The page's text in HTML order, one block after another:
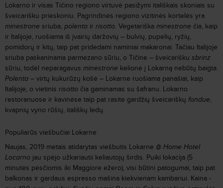
Lokarno ir visas Tičino regiono virtuvė pasižymi itališkais skoniais su
šveicarišku prieskoniu. Pagrindinės regiono vizitinės kortelės yra
minestrone sriuba, polenta ir risotto. Vegetariška minestrone čia, kaip
ir Italijoje, ruošiama iš įvairių daržovių – bulvių, pupelių, ryžių,
pomidorų ir kitų, taip pat pridedami naminiai makaronai. Tačiau Italijoje
sriuba paskaninama parmezano sūriu, o Tičine – šveicarišku sbrinz
sūriu, todėl neparagavus minestrone kelionė į Lokarną nebūtų baigta.
Polenta – virtų kukurūzų košė – Lokarne ruošiama panašiai, kaip
Italijoje, o vietinis risotto čia gaminamas su šafranu. Lokarno
restoranuose ir kavinėse taip pat rasite gardžių šveicariškų fondue,
kvapnių vyno rūšių, itališkų ledų.
Populiarūs viešbučiai Lokarne
Naujas, 2019 metais atidarytas viešbutis Lokarne @ Home Hotel
Locarno jau spėjo užkariautii keliautojų širdis. Puiki lokacija (5
minutės pėsčiomis iki Maggiore ežero), visi būtini patogumai, taip pat
balkonas ir gardaus espresso mašina kiekvienam kambariui. Kaina -